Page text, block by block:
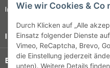
Wie wir Cookies & Co
Durch Klicken auf „Alle
Einsatz folgender Dienste
Vimeo, ReCaptcha, Brevo,
die Einstellung jederzeit
unten). Weitere Details
Impressum
Informationen
Bezahlung & Versand